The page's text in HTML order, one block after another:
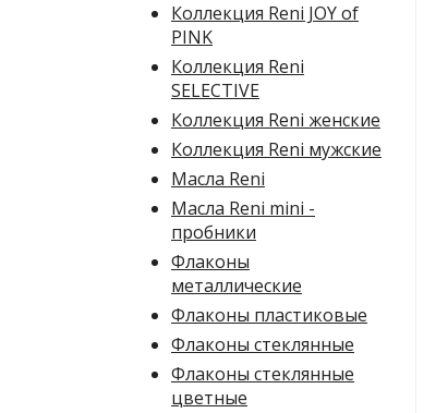
Коллекция Reni JOY of
PINK
Коллекция Reni
SELECTIVE
Коллекция Reni женские
Коллекция Reni мужские
Масла Reni
Масла Reni mini -
пробники
Флаконы
металлические
Флаконы пластиковые
Флаконы стеклянные
Флаконы стеклянные
цветные